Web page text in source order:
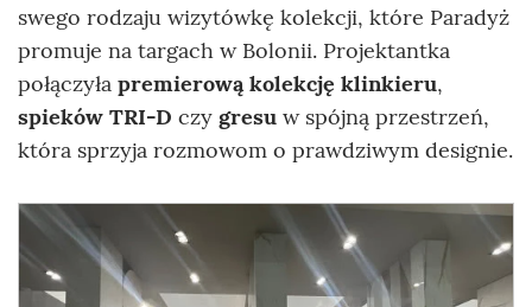
swego rodzaju wizytówkę kolekcji, które Paradyż
promuje na targach w Bolonii. Projektantka
połączyła premierową kolekcję klinkieru,
spieków TRI-D czy gresu w spójną przestrzeń,
która sprzyja rozmowom o prawdziwym designie.